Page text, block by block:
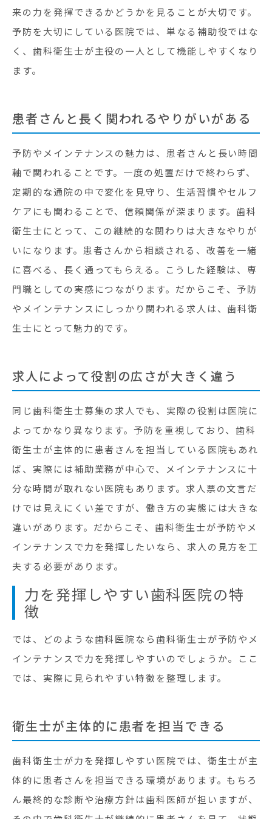
来の力を発揮できるかどうかを見ることが大切です。
予防を大切にしている医院では、単なる補助役ではな
く、歯科衛生士が主役の一人として機能しやすくなり
ます。
患者さんと長く関われるやりがいがある
予防やメインテナンスの魅力は、患者さんと長い時間
軸で関われることです。一度の処置だけで終わらず、
定期的な通院の中で変化を見守り、生活習慣やセルフ
ケアにも関わることで、信頼関係が深まります。歯科
衛生士にとって、この継続的な関わりは大きなやりが
いになります。患者さんから相談される、改善を一緒
に喜べる、長く通ってもらえる。こうした経験は、専
門職としての実感につながります。だからこそ、予防
やメインテナンスにしっかり関われる求人は、歯科衛
生士にとって魅力的です。
求人によって役割の広さが大きく違う
同じ歯科衛生士募集の求人でも、実際の役割は医院に
よってかなり異なります。予防を重視しており、歯科
衛生士が主体的に患者さんを担当している医院もあれ
ば、実際には補助業務が中心で、メインテナンスに十
分な時間が取れない医院もあります。求人票の文言だ
けでは見えにくい差ですが、働き方の実態には大きな
違いがあります。だからこそ、歯科衛生士が予防やメ
インテナンスで力を発揮したいなら、求人の見方を工
夫する必要があります。
力を発揮しやすい歯科医院の特
徴
では、どのような歯科医院なら歯科衛生士が予防やメ
インテナンスで力を発揮しやすいのでしょうか。ここ
では、実際に見られやすい特徴を整理します。
衛生士が主体的に患者を担当できる
歯科衛生士が力を発揮しやすい医院では、衛生士が主
体的に患者さんを担当できる環境があります。もちろ
ん最終的な診断や治療方針は歯科医師が担いますが、